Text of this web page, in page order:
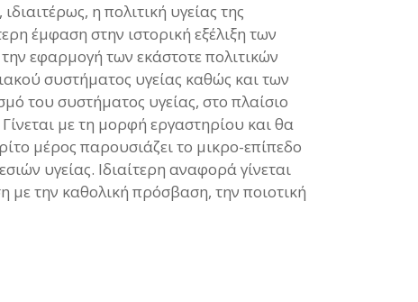
η πολιτική υγείας της
έμφαση στην ιστορική εξέλιξη των
εφαρμογή των εκάστοτε πολιτικών
συστήματος υγείας καθώς και των
του συστήματος υγείας, στο πλαίσιο
με τη μορφή εργαστηρίου και θα
μέρος παρουσιάζει το μικρο-επίπεδο
υγείας. Ιδιαίτερη αναφορά γίνεται
με την καθολική πρόσβαση, την ποιοτική